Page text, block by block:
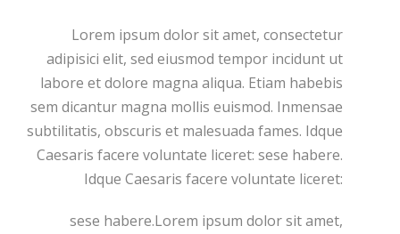
Lorem ipsum dolor sit amet, consectetur
adipisici elit, sed eiusmod tempor incidunt ut
labore et dolore magna aliqua. Etiam habebis
sem dicantur magna mollis euismod. Inmensae
subtilitatis, obscuris et malesuada fames. Idque
Caesaris facere voluntate liceret: sese habere.
Idque Caesaris facere voluntate liceret:
sese habere.Lorem ipsum dolor sit amet,